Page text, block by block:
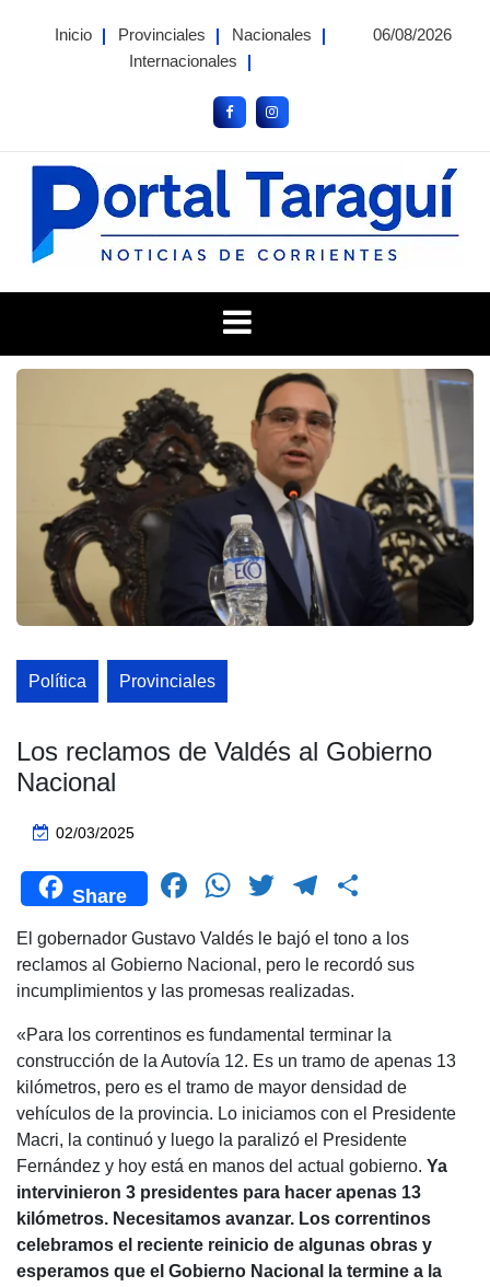
Inicio Provinciales
Nacionales
Internacionales
06/08/2026
Portal Taragui
Política Provinciales
Los reclamos de Valdés al Gobierno
Nacional
02/03/2025
Share
F
c
e
b
o
o
k
W
h
at
s
A
p
p
T
wi
tt
er
T
e
gr
a
m
m
ar
tir
El gobernador Gustavo Valdés le bajó el tono a los
reclamos al Gobierno Nacional, pero le recordó sus
incumplimientos y las promesas realizadas.
«Para los correntinos es fundamental terminar la
construcción de la Autovía 12. Es un tramo de apenas 13
kilómetros, pero es el tramo de mayor densidad de
vehículos de la provincia. Lo iniciamos con el Presidente
Macri, la continuó y luego la paralizó el Presidente
Fernández y hoy está en manos del actual gobierno. Ya
intervinieron 3 presidentes para hacer apenas 13
kilómetros. Necesitamos avanzar. Los correntinos
celebramos el reciente reinicio de algunas obras y
esperamos que el Gobierno Nacional la termine a la